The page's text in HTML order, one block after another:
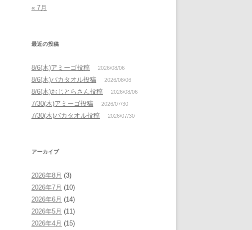
« 7月
最近の投稿
8/6(木)アミーゴ投稿 2026/08/06
8/6(木)バカタオル投稿 2026/08/06
8/6(木)おじとらさん投稿 2026/08/06
7/30(木)アミーゴ投稿 2026/07/30
7/30(木)バカタオル投稿 2026/07/30
アーカイブ
2026年8月 (3)
2026年7月 (10)
2026年6月 (14)
2026年5月 (11)
2026年4月 (15)